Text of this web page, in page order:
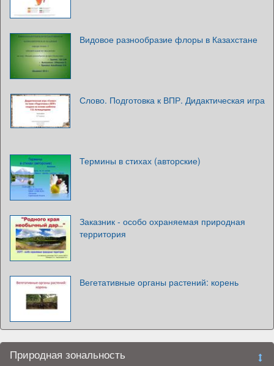
Видовое разнообразие флоры в Казахстане
Слово. Подготовка к ВПР. Дидактическая игра
Термины в стихах (авторские)
Заказник - особо охраняемая природная
территория
Вегетативные органы растений: корень
Природная зональность